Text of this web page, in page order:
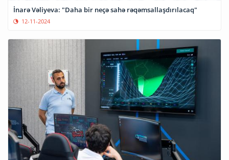
İnarə Vəliyeva: "Daha bir neçə sahə rəqəmsallaşdırılacaq"
12-11-2024